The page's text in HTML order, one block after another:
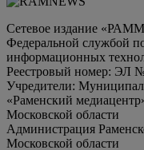
Сетевое издание
Федеральной службой
информационных
Реестровый номер: ЭЛ
Учредители:
«Раменский
Московской области
Администрация
Московской области